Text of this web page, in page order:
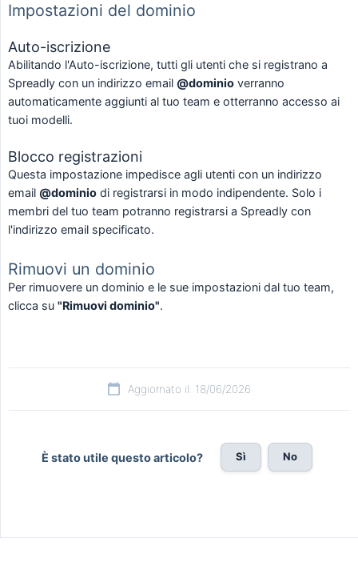
Impostazioni del dominio
Auto-iscrizione
Abilitando l'Auto-iscrizione, tutti gli utenti che si registrano a
Spreadly con un indirizzo email @dominio verranno
automaticamente aggiunti al tuo team e otterranno accesso ai
tuoi modelli.
Blocco registrazioni
Questa impostazione impedisce agli utenti con un indirizzo
email @dominio di registrarsi in modo indipendente. Solo i
membri del tuo team potranno registrarsi a Spreadly con
l'indirizzo email specificato.
Rimuovi un dominio
Per rimuovere un dominio e le sue impostazioni dal tuo team,
clicca su "Rimuovi dominio".
Aggiornato il: 18/06/2026
È stato utile questo articolo? Sì No